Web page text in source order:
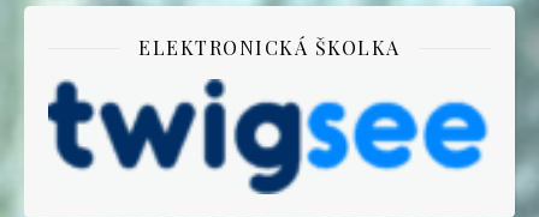
ELEKTRONICKÁ ŠKOLKA